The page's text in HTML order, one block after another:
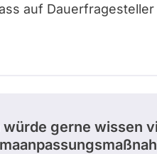
auf
gerne wissen